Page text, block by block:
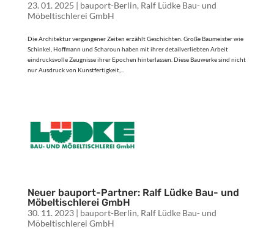
23. 01. 2025 | bauport-Berlin, Ralf Lüdke Bau- und
Möbeltischlerei GmbH
Die Architektur vergangener Zeiten erzählt Geschichten. Große Baumeister wie
Schinkel, Hoffmann und Scharoun haben mit ihrer detailverliebten Arbeit
eindrucksvolle Zeugnisse ihrer Epochen hinterlassen. Diese Bauwerke sind nicht
nur Ausdruck von Kunstfertigkeit,...
Neuer bauport-Partner: Ralf Lüdke Bau- und
Möbeltischlerei GmbH
30. 11. 2023| bauport-Berlin, Ralf Lüdke Bau- und
Möbeltischlerei GmbH